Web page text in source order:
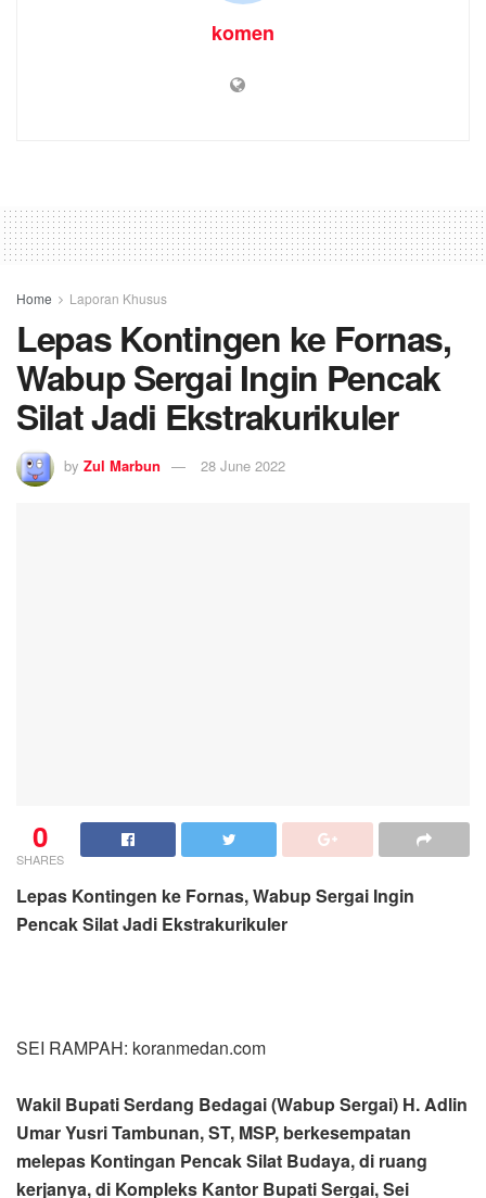
komen
Home Laporan Khusus
Lepas Kontingen ke Fornas,
Wabup Sergai Ingin Pencak
Silat Jadi Ekstrakurikuler
by Zul Marbun 28 June 2022
0
SHARES
Lepas Kontingen ke Fornas, Wabup Sergai Ingin
Pencak Silat Jadi Ekstrakurikuler
SEI RAMPAH: koranmedan.com
Wakil Bupati Serdang Bedagai (Wabup Sergai) H. Adlin
Umar Yusri Tambunan, ST, MSP, berkesempatan
melepas Kontingan Pencak Silat Budaya, di ruang
kerjanya, di Kompleks Kantor Bupati Sergai, Sei